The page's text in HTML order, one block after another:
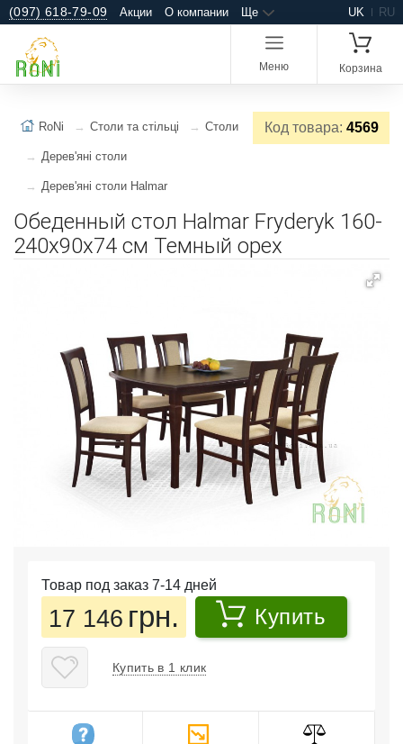
(097) 618-79-09 Акции О компании Ще UK RU
Меню Корзина
Код товара: 4569
RoNi Столи та стільці Столи
Дерев'яні столи
Дерев'яні столи Halmar
Обеденный стол Halmar Fryderyk 160-
240x90x74 см Темный орех
Товар под заказ 7-14 дней
17 146 грн. Купить
Купить в 1 клик